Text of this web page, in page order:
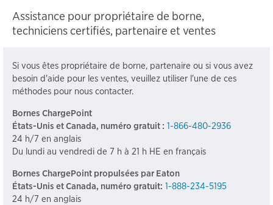
Assistance pour propriétaire de borne,
techniciens certifiés, partenaire et ventes
Si vous êtes propriétaire de borne, partenaire ou si vous avez
besoin d'aide pour les ventes, veuillez utiliser l'une de ces
méthodes pour nous contacter.
Bornes ChargePoint
États-Unis et Canada, numéro gratuit : 1-866-480-2936
24 h/7 en anglais
Du lundi au vendredi de 7 h à 21 h HE en français
Bornes ChargePoint propulsées par Eaton
États-Unis et Canada, numéro gratuit: 1-888-234-5195
24 h/7 en anglais